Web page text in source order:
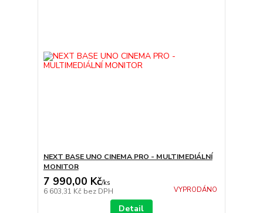
NEXT BASE UNO CINEMA PRO - MULTIMEDIÁLNÍ
MONITOR
7 990,00 Kč/ks
6 603,31 Kč bez DPH VYPRODÁNO
Detail